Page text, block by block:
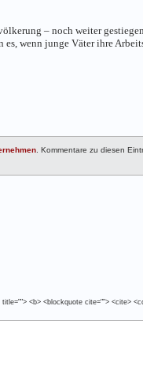
– noch weiter
wenn junge Väter ihre
. Kommentare zu diesen
<b> <blockquote cite=""> <cite>